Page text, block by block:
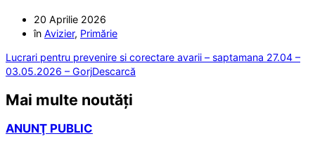
20 Aprilie 2026
în Avizier, Primărie
Lucrari pentru prevenire si corectare avarii – saptamana 27.04 –
03.05.2026 – GorjDescarcă
Mai multe noutăți
ANUNŢ PUBLIC